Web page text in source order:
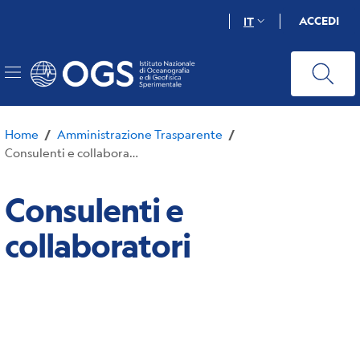
principale
IT ACCEDI
Home / Amministrazione Trasparente /
Consulenti e
collaboratori